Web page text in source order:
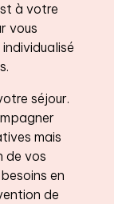
à votre
vous
séjour.
mais
de vos
en
de